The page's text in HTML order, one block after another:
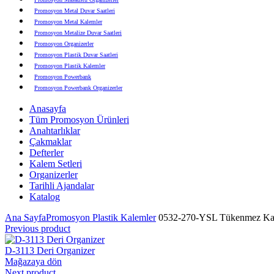
Promosyon Metal Duvar Saatleri
Promosyon Metal Kalemler
Promosyon Metalize Duvar Saatleri
Promosyon Organizerler
Promosyon Plastik Duvar Saatleri
Promosyon Plastik Kalemler
Promosyon Powerbank
Promosyon Powerbank Organizerler
Promosyon Şapka
Promosyon Sekreter Bloknotlar
Promosyon Seramik ve Porselen Ürünler
Promosyon Speakerlar
Promosyon Tarihli Ajandalar
Promosyon Teknoloji Ürünleri
Promosyon Telefon Standları
Promosyon Termoslar
Promosyon Tişörtler
Anasayfa
Tüm Promosyon Ürünleri
Anahtarlıklar
Çakmaklar
Defterler
Kalem Setleri
Organizerler
Tarihli Ajandalar
Katalog
Ana SayfaPromosyon Plastik Kalemler0532-270-YSL Tükenmez
Previous product
D-3113 Deri Organizer
Mağazaya dön